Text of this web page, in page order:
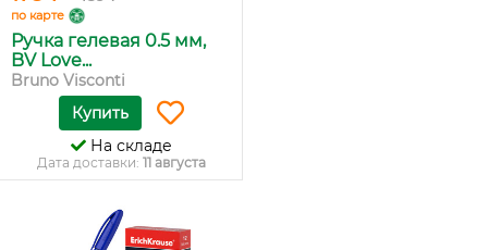
по карте
Ручка гелевая 0.5 мм,
BV Love...
Bruno Visconti
Купить
На складе
Дата доставки: 11 августа